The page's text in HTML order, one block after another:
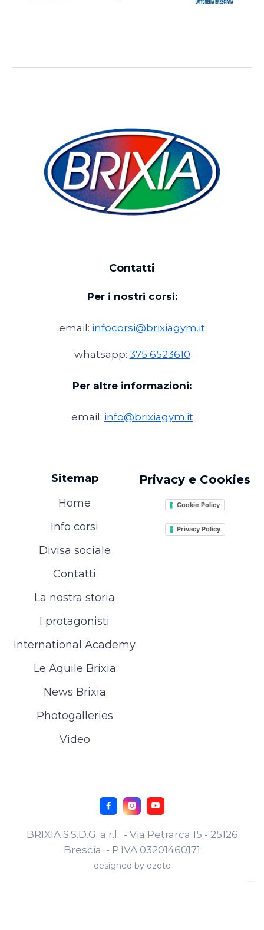
Contatti
Per i nostri corsi:
email: infocorsi@brixiagym.it
whatsapp: 375 6523610
Per altre informazioni:
email: info@brixiagym.it
Sitemap
Home
Info corsi
Divisa sociale
Contatti
La nostra storia
I protagonisti
International Academy
Le Aquile Brixia
News Brixia
Photogalleries
Video
Privacy e Cookies
Cookie Policy
Privacy Policy
BRIXIA S.S.D.G. a r.l. - Via Petrarca 15 - 25126
Brescia - P.IVA 03201460171
designed by ozoto
  